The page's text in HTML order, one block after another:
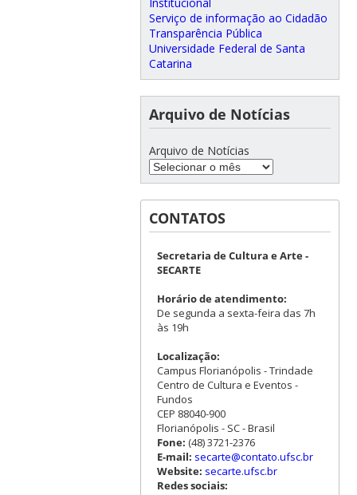
Serviço de informação ao Cidadão
Transparência Pública
Universidade Federal de Santa
Catarina
Arquivo de Notícias
Arquivo de Notícias
CONTATOS
Secretaria de Cultura e Arte -
SECARTE
Horário de atendimento:
De segunda a sexta-feira das 7h
às 19h
Localização:
Campus Florianópolis - Trindade
Centro de Cultura e Eventos -
Fundos
CEP 88040-900
Florianópolis - SC - Brasil
Fone: (48) 3721-2376
E-mail: secarte@contato.ufsc.br
Website: secarte.ufsc.br
Redes sociais: